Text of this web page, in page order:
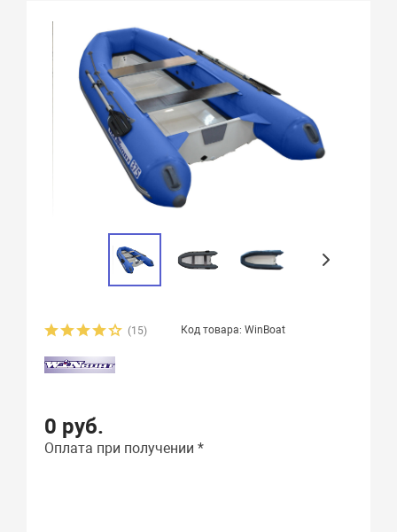
(15) Код товара: WinBoat
0 руб.
Оплата при получении *